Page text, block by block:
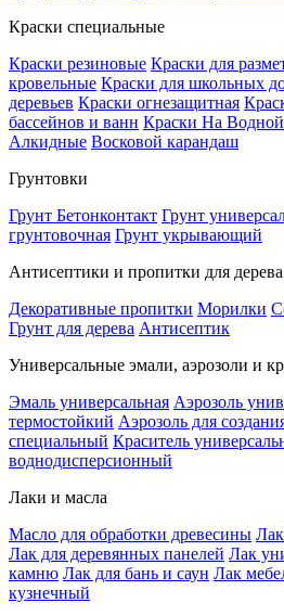
Краски специальные
Краски резиновые Краски для
кровельные Краски для школьных
деревьев Краски огнезащитная
бассейнов и ванн Краски На
Алкидные Восковой карандаш
Грунтовки
Грунт Бетонконтакт Грунт
грунтовочная Грунт укрывающий
Антисептики и пропитки для дерева
Декоративные пропитки Морилки
Грунт для дерева Антисептик
Универсальные эмали, аэрозоли и
Эмаль универсальная Аэрозоль
термостойкий Аэрозоль для
специальный Краситель
воднодисперсионный
Лаки и масла
Масло для обработки древесины
Лак для деревянных панелей Лак
камню Лак для бань и саун Лак
кузнечный